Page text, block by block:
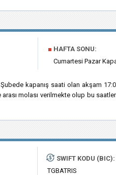
■ HAFTA SONU:
Cumartesi Pazar
kapanış saati olan akşam
molası verilmekte olup bu
SWIFT KODU (BIC):
TGBATRIS